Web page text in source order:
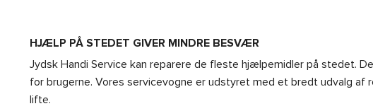
HJÆLP PÅ STEDET GIVER MINDRE BESVÆR
Jydsk Handi Service kan reparere de fleste hjælpemidler på stedet.
for brugerne. Vores servicevogne er udstyret med et bredt udvalg
lifte.